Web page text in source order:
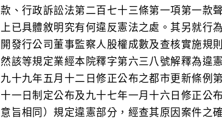
款、行政訴訟法第二百七十三條第一項第一款
上已具體敘明究有何違反憲法之處。其另就行
開發行公司董事監察人股權成數及查核實施規
然該等規定業經本院釋字第六三八號解釋為違
九十九年五月十二日修正公布之都市更新條例
十一日制定公布及九十七年一月十六日修正公
意旨相同）規定違憲部分，經查其原因案件之